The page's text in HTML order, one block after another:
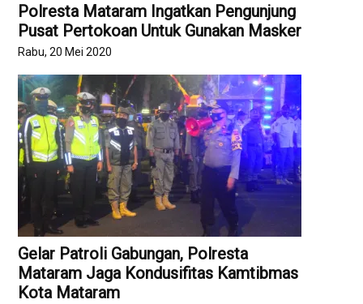
Polresta Mataram Ingatkan Pengunjung
Pusat Pertokoan Untuk Gunakan Masker
Rabu, 20 Mei 2020
Gelar Patroli Gabungan, Polresta
Mataram Jaga Kondusifitas Kamtibmas
Kota Mataram